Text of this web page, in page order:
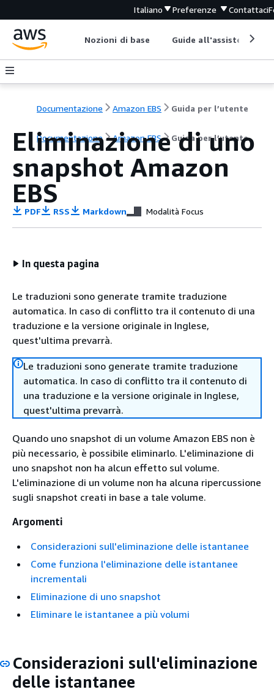
Italiano Preferenze Contattaci
Nozioni di base Guide all'assistenza
Documentazione Amazon EBS Guida per l’utente
Documentazione Amazon EBS Guida per l’utente
Eliminazione di uno
snapshot Amazon
EBS
PDF RSS Markdown Modalità Focus
In questa pagina
Le traduzioni sono generate tramite traduzione
automatica. In caso di conflitto tra il contenuto di una
traduzione e la versione originale in Inglese,
quest'ultima prevarrà.
Le traduzioni sono generate tramite traduzione
automatica. In caso di conflitto tra il contenuto di
una traduzione e la versione originale in Inglese,
quest'ultima prevarrà.
Quando uno snapshot di un volume Amazon EBS non è
più necessario, è possibile eliminarlo. L'eliminazione di
uno snapshot non ha alcun effetto sul volume.
L'eliminazione di un volume non ha alcuna ripercussione
sugli snapshot creati in base a tale volume.
Argomenti
Considerazioni sull'eliminazione delle istantanee
Come funziona l'eliminazione delle istantanee
incrementali
Eliminazione di uno snapshot
Eliminare le istantanee a più volumi
Considerazioni sull'eliminazione
delle istantanee